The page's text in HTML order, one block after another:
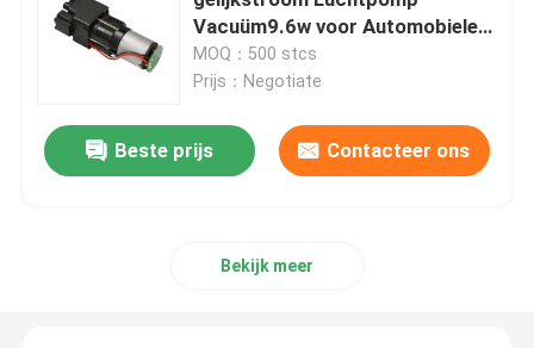
Vraag een offerte
Micro- Luchtpomp
Vacuüm9.6w voor Automobiele
Taillesteun
MOQ：500 stcs
Prijs：Negotiate
Beste prijs Contacteer ons
Bekijk meer